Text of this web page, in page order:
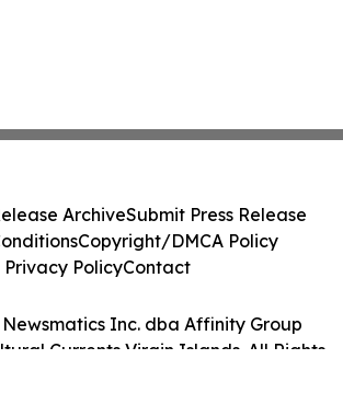
Inc. dba Affinity Group
Currents Virgin Islands. All Rights
ArchiveSubmit Press Release
Copyright/DMCA Policy
Privacy PolicyContact